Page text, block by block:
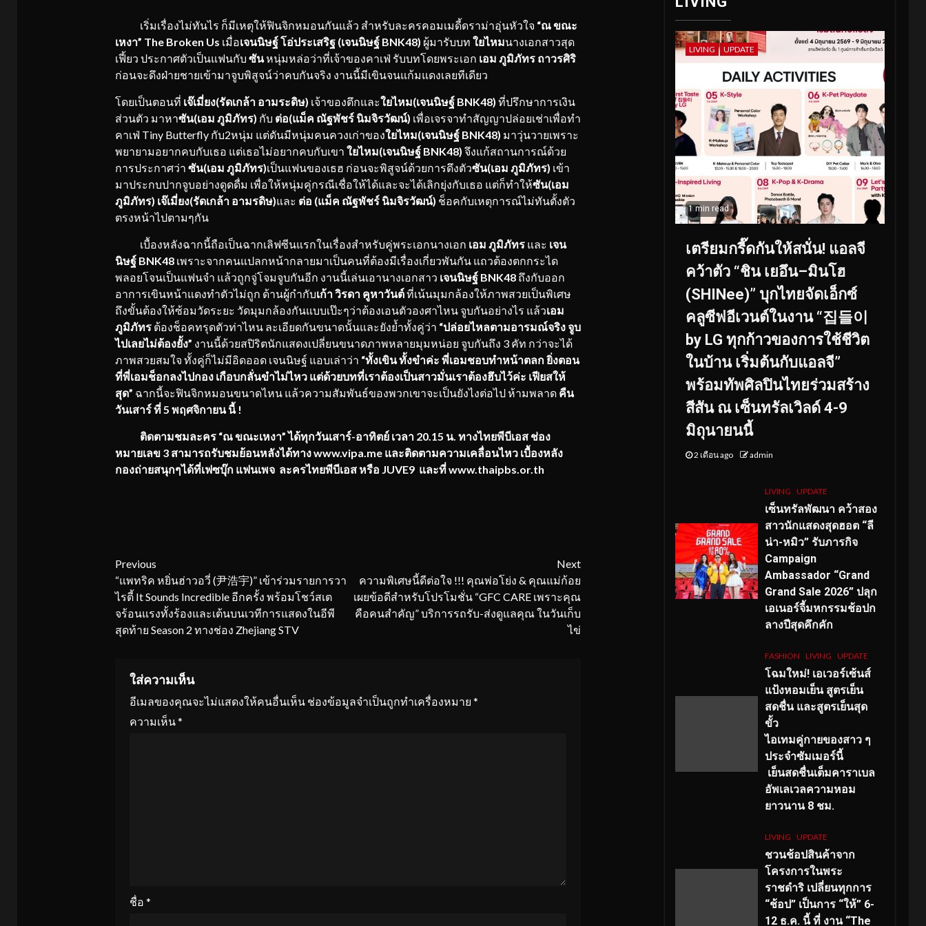
เริ่มเรื่องไม่ทันไร ก็มีเหตุให้ฟินจิกหมอนกันแล้ว สำหรับละครคอมเมดี้ดราม่าอุ่นหัวใจ “ณ ขณะ
เหงา” The Broken Us เมื่อเจนนิษฐ์ โอ่ประเสริฐ (เจนนิษฐ์ BNK48) ผู้มารับบท ใยไหมนางเอกสาวสุด
เฟี้ยว ประกาศตัวเป็นแฟนกับ ซันหนุ่มหล่อว่าที่เจ้าของคาเฟ่ รับบทโดยพระเอก เอม ภูมิภัทร ถาวรศิริ
ก่อนจะดึงฝ่ายชายเข้ามาจูบพิสูจน์ว่าคบกันจริง งานนี้มีเขินจนแก้มแดงเลยทีเดียว
โดยเป็นตอนที่ เจ๊เมี่ยง(รัดเกล้า อามระดิษ) เจ้าของตึกและใยไหม(เจนนิษฐ์BNK48) ที่ปรึกษาการเงิน
ส่วนตัว มาหาซัน(เอม ภูมิภัทร) กับ ต่อ(แม็ค ณัฐพัชร์ นิมจิรวัฒน์) เพื่อเจรจาทำสัญญาปล่อยเช่าเพื่อทำ
คาเฟ่ Tiny Butterfly กับ2หนุ่ม แต่ดันมีหนุ่มคนควงเก่าของใยไหม(เจนนิษฐ์ BNK48) มาวุ่นวายเพราะ
พยายามอยากคบกับเธอ แต่เธอไม่อยากคบกับเขา ใยไหม(เจนนิษฐ์BNK48) จึงแก้สถานการณ์ด้วย
การประกาศว่า ซัน(เอม ภูมิภัทร)เป็นแฟนของเธฮ ก่อนจะพิสูจน์ด้วยการดึงตัวซัน(เอม ภูมิภัทร) เข้า
มาประกบปากจูบอย่างดูดดื่ม เพื่อให้หนุ่มคู่กรณีเชื่อให้ได้และจะได้เลิกยุ่งกับเธอ แต่ก็ทำให้ซัน(เอม
ภูมิภัทร) เจ๊เมี่ยง(รัดเกล้า อามรดิษ)และ ต่อ (แม็ค ณัฐพัชร์ นิมจิรวัฒน์) ช็อคกับเหตุการณ์ไม่ทันตั้งตัว
ตรงหน้าไปตามๆกัน
เบื้องหลังฉากนี้ถือเป็นฉากเลิฟซีนแรกในเรื่องสำหรับคู่พระเอกนางเอก เอม ภูมิภัทรและ เจน
นิษฐ์ BNK48 เพราะจากคนแปลกหน้ากลายมาเป็นคนที่ต้องมีเรื่องเกี่ยวพันกัน แถวต้องตกกระได
พลอยโจนเป็นแฟนจำ แล้วถูกจู่โจมจูบกันอีก งานนี้เล่นเอานางเอกสาว เจนนิษฐ์ BNK48ถึงกับออก
อาการเขินหน้าแดงทำตัวไม่ถูก ด้านผู้กำกับเก้า วิรดา คูหาวันต์ที่เน้นมุมกล้องให้ภาพสวยเป็นพิเศษ
ถึงขั้นต้องให้ซ้อมวัดระยะ วัดมุมกล้องกันแบบเป๊ะๆว่าต้องเอนตัวองศาไหน จูบกันอย่างไร แล้วเอม
ภูมิภัทรต้องช็อคทรุดตัวท่าไหน ละเอียดกันขนาดนั้นและยังย้ำทั้งคู่ว่า “ปล่อยไหลตามอารมณ์จริง จูบ
ไปเลยไม่ต้องยั้ง” งานนี้ด้วยสปิริตนักแสดงเปลี่ยนขนาดภาพหลายมุมหน่อย จูบกันถึง 3 คัท กว่าจะได้
ภาพสวยสมใจ ทั้งคู่ก็ไม่มีอิดออด เจนนิษฐ์ แอบเล่าว่า “ทั้งเขิน ทั้งขำค่ะ พี่เอมชอบทำหน้าตลก ยิ่งตอน
ที่พี่เอมช็อกลงไปกอง เกือบกลั่นขำไม่ไหว แต่ด้วยบทที่เราต้องเป็นสาวมั่นเราต้องฮึบไว้ค่ะ เฟียสให้
สุด” ฉากนี้จะฟินจิกหมอนขนาดไหน แล้วความสัมพันธ์ของพวกเขาจะเป็นยังไงต่อไป ห้ามพลาด คืน
วันเสาร์ ที่5 พฤศจิกายน นี้!
ติดตามชมละคร “ณ ขณะเหงา” ได้ทุกวันเสาร์-อาทิตย์ เวลา 20.15 น. ทางไทยพีบีเอส ช่อง
หมายเลข 3 สามารถรับชมย้อนหลังได้ทาง www.vipa.me และติดตามความเคลื่อนไหว เบื้องหลัง
กองถ่ายสนุกๆได้ที่เฟซบุ๊ก แฟนเพจ ละครไทยพีบีเอส หรือ JUVE9 และที่ www.thaipbs.or.th
Continue
Reading
Previous
“แพทริค หยิ่นฮ่าวอวี่ (尹浩宇)” เข้าร่วมรายการวา
ไรตี้ It Sounds Incredible อีกครั้ง พร้อมโชว์สเต
จร้อนแรงทั้งร้องและเต้นบนเวทีการแสดงในอีพี
สุดท้าย Season 2 ทางช่อง Zhejiang STV
Next
ความพิเศษนี้ดีต่อใจ !!! คุณพ่อโย่ง & คุณแม่ก้อย
เผยข้อดีสำหรับโปรโมชั่น “GFC CARE เพราะคุณ
คือคนสำคัญ” บริการรถรับ-ส่งดูแลคุณ ในวันเก็บ
ไข่
ใส่ความเห็น
อีเมลของคุณจะไม่แสดงให้คนอื่นเห็น ช่องข้อมูลจำเป็นถูกทำเครื่องหมาย *
ความเห็น*
ชื่อ *
LIVING UPDATE
1 min read
เตรียมกรี๊ดกันให้สนั่น! แอลจี
คว้าตัว “ชิน เยอึน–มินโฮ
(SHINee)” บุกไทยจัดเอ็กซ์
คลูซีฟอีเวนต์ในงาน “집들이
by LG ทุกก้าวของการใช้ชีวิต
ในบ้าน เริ่มต้นกับแอลจี”
พร้อมทัพศิลปินไทยร่วมสร้าง
สีสัน ณ เซ็นทรัลเวิลด์ 4-9
มิถุนายนนี้
2 เดือน ago admin
LIVING UPDATE
เซ็นทรัลพัฒนา คว้าสอง
สาวนักแสดงสุดฮอต “ลี
น่า-หมิว” รับภารกิจ
Campaign
Ambassador “Grand
Grand Sale 2026” ปลุก
เอเนอร์จี้มหกรรมช้อปก
ลางปีสุดคึกคัก
FASHION LIVING UPDATE
โฉมใหม่! เอเวอร์เซ้นส์
แป้งหอมเย็น สูตรเย็น
สดชื่น และสูตรเย็นสุด
ขั้ว
ไอเทมคู่กายของสาว ๆ
ประจำซัมเมอร์นี้
เย็นสดชื่นเต็มคาราเบล
อัพเลเวลความหอม
ยาวนาน 8 ชม.
LIVING UPDATE
ชวนช้อปสินค้าจาก
โครงการในพระ
ราชดำริ เปลี่ยนทุกการ
“ช้อป” เป็นการ “ให้” 6-
12 ธ.ค. นี้ ที่ งาน “The